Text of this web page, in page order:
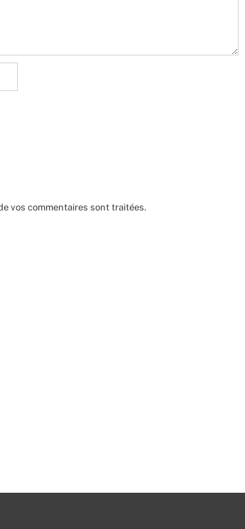
vos commentaires sont traitées.